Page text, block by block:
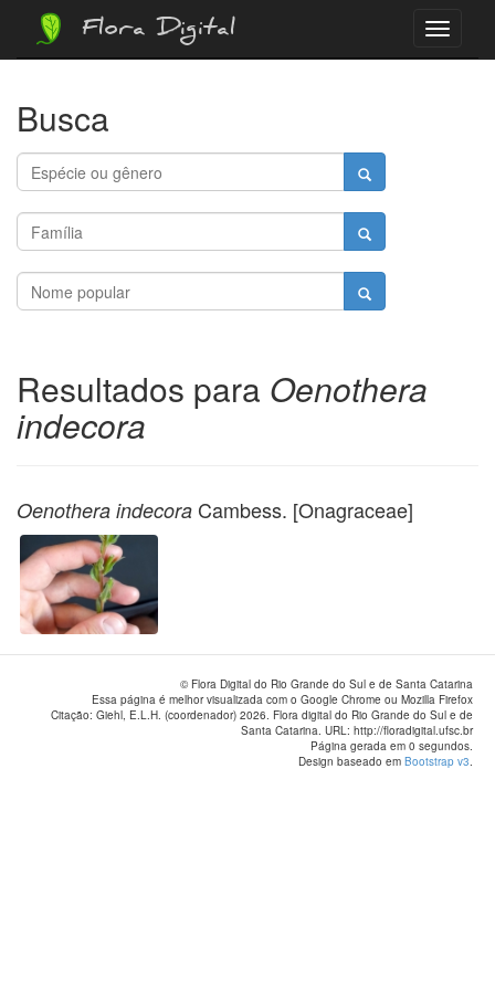
Menu
Flora Digital
Busca
Resultados para Oenothera
indecora
Oenothera indecora Cambess. [Onagraceae]
© Flora Digital do Rio Grande do Sul e de Santa Catarina
Essa página é melhor visualizada com o Google Chrome ou Mozilla Firefox
Citação: Giehl, E.L.H. (coordenador) 2026. Flora digital do Rio Grande do Sul e de
Santa Catarina. URL: http://floradigital.ufsc.br
Página gerada em 0 segundos.
Design baseado em Bootstrap v3